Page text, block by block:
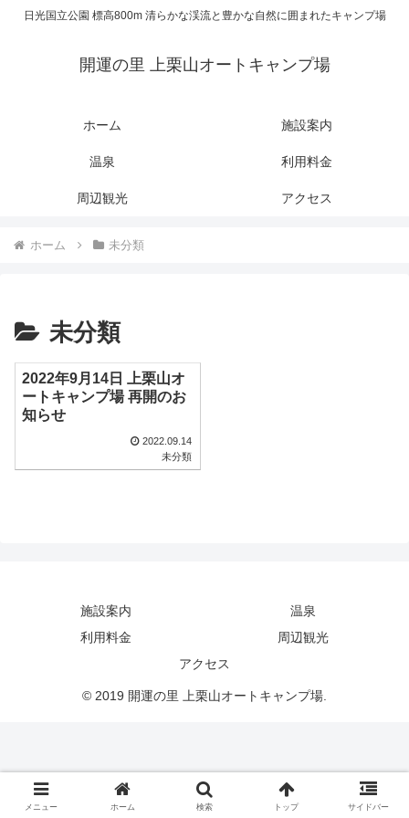
日光国立公園 標高800m 清らかな渓流と豊かな自然に囲まれたキャンプ場
開運の里 上栗山オートキャンプ場
ホーム 施設案内
温泉 利用料金
周辺観光 アクセス
ホーム 未分類
未分類
2022年9月14日 上栗山オ
ートキャンプ場 再開のお
知らせ
2022.09.14
未分類
施設案内
温泉
利用料金
周辺観光
アクセス
© 2019 開運の里 上栗山オートキャンプ場.
メニュー ホーム 検索 トップ サイドバー